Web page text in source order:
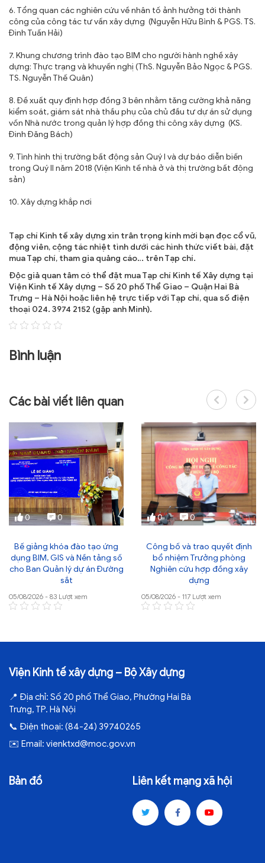
6. Tổng quan các nghiên cứu về nhân tố ảnh hưởng tới thành
công của công tác tư vấn xây dựng (Nguyễn Hữu Bình & PGS. TS.
Đinh Tuấn Hải)
7. Khung chương trình đào tạo BIM cho người hành nghề xây
dựng: Thực trạng và khuyến nghị (ThS. Nguyễn Bảo Ngọc & PGS.
TS. Nguyễn Thế Quân)
8. Đề xuất quy định hợp đồng 3 bên nhằm tăng cường khả năng
kiểm soát, giám sát nhà thầu phụ của chủ đầu tư dự án sử dụng
vốn Nhà nước trong quản lý hợp đồng thi công xây dựng (KS.
Đinh Đăng Bách)
9. Tình hình thị trường bất động sản Quý I và dự báo diễn biến
trong Quý II năm 2018 (Viện Kinh tế nhà ở và thị trường bất động
sản)
10. Xây dựng khắp nơi
Tạp chí Kinh tế xây dựng xin trân trọng kính mời bạn đọc cổ vũ,
động viên, cộng tác nhiệt tình dưới các hình thức viết bài, đặt
mua Tạp chí, tham gia quảng cáo… trên Tạp chí.
Độc giả quan tâm có thể đặt mua Tạp chí Kinh tế Xây dựng tại
Viện Kinh tế Xây dựng – Số 20 phố Thể Giao – Quận Hai Bà
Trưng – Hà Nội hoặc liên hệ trực tiếp với Tạp chí, qua số điện
thoại 024. 3974 2152 (gặp anh Minh).
Bình luận
Các bài viết liên quan
0 0
Bế giảng khóa đào tạo ứng
dụng BIM, GIS và Nền tảng số
cho Ban Quản lý dự án Đường
sắt
05/08/2026 - 83 Lượt xem
0 0
Công bố và trao quyết định
bổ nhiệm Trưởng phòng
Nghiên cứu hợp đồng xây
dựng
05/08/2026 - 117 Lượt xem
Viện Kinh tế xây dựng – Bộ Xây dựng
📍 Địa chỉ: Số 20 phố Thể Giao, Phường Hai Bà
Trưng, TP. Hà Nội
📞 Điện thoại: (84-24) 39740265
✉️ Email: vienktxd@moc.gov.vn
Bản đồ Liên kết mạng xã hội